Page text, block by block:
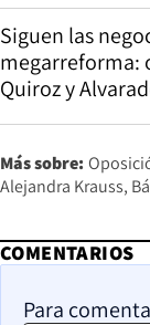
Siguen las
megarreforma:
Quiroz y
Más sobre:
Alejandra Krauss
COMENTARIOS
Para